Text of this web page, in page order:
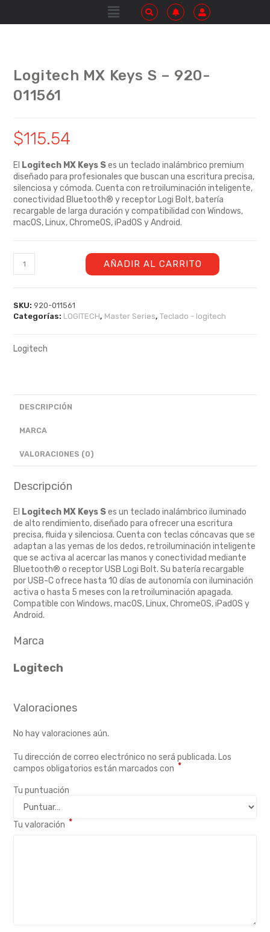
Logitech MX Keys S – 920-
011561
$115.54
El Logitech MX Keys Ses un teclado inalámbrico premium
diseñado para profesionales que buscan una escritura precisa,
silenciosa y cómoda. Cuenta con retroiluminación inteligente,
conectividad Bluetooth® y receptor Logi Bolt, batería
recargable de larga duración y compatibilidad con Windows,
macOS, Linux, ChromeOS, iPadOS y Android.
AÑADIR AL CARRITO
SKU: 920-011561
Categorías: LOGITECH, Master Series,Teclado - logitech
Logitech
DESCRIPCIÓN
MARCA
VALORACIONES (0)
Descripción
El Logitech MX Keys Ses un teclado inalámbrico iluminado
de alto rendimiento, diseñado para ofrecer una escritura
precisa, fluida y silenciosa. Cuenta con teclas cóncavas que se
adaptan a las yemas de los dedos, retroiluminación inteligente
que se activa al acercar las manos y conectividad mediante
Bluetooth® o receptor USB Logi Bolt. Su batería recargable
por USB-C ofrece hasta 10 días de autonomía con iluminación
activa o hasta 5 meses con la retroiluminación apagada.
Compatible con Windows, macOS, Linux, ChromeOS, iPadOS y
Android.
Marca
Logitech
Valoraciones
No hay valoraciones aún.
Tu dirección de correo electrónico no será publicada. Los
campos obligatorios están marcados con *
Tu puntuación
Tu valoración *